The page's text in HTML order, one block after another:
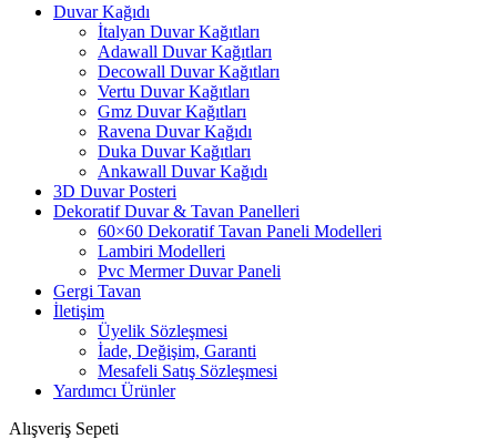
Duvar Kağıdı
İtalyan Duvar Kağıtları
Adawall Duvar Kağıtları
Decowall Duvar Kağıtları
Vertu Duvar Kağıtları
Gmz Duvar Kağıtları
Ravena Duvar Kağıdı
Duka Duvar Kağıtları
Ankawall Duvar Kağıdı
3D Duvar Posteri
Dekoratif Duvar & Tavan Panelleri
60×60 Dekoratif Tavan Paneli Modelleri
Lambiri Modelleri
Pvc Mermer Duvar Paneli
Gergi Tavan
İletişim
Üyelik Sözleşmesi
İade, Değişim, Garanti
Mesafeli Satış Sözleşmesi
Yardımcı Ürünler
Alışveriş Sepeti